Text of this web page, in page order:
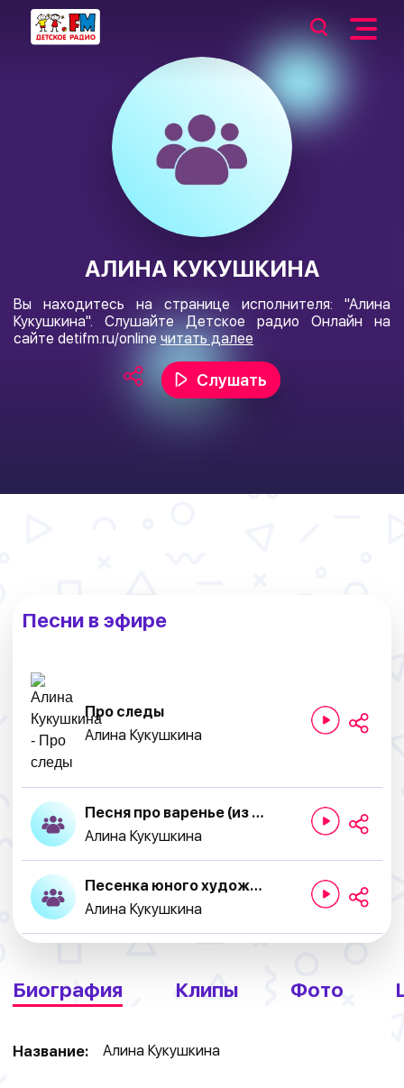
АЛИНА КУКУШКИНА
Вы находитесь на странице исполнителя: "Алина
Кукушкина". Слушайте Детское радио Онлайн на
сайте detifm.ru/online читать далее
Слушать
Песни в эфире
Про следы
Алина Кукушкина
Песня про варенье (из мультсериала "Маша и Медведь")
Алина Кукушкина
Песенка юного художника ( Картина маслом)
Алина Кукушкина
Биография Клипы Фото
Название: Алина Кукушкина